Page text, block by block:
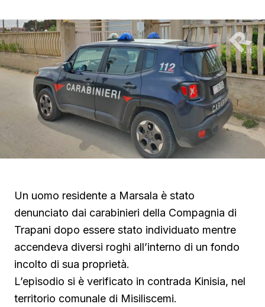
Un uomo residente a Marsala è stato
denunciato dai carabinieri della Compagnia di
Trapani dopo essere stato individuato mentre
accendeva diversi roghi all’interno di un fondo
incolto di sua proprietà.
L’episodio si è verificato in contrada Kinisia, nel
territorio comunale di Misiliscemi.